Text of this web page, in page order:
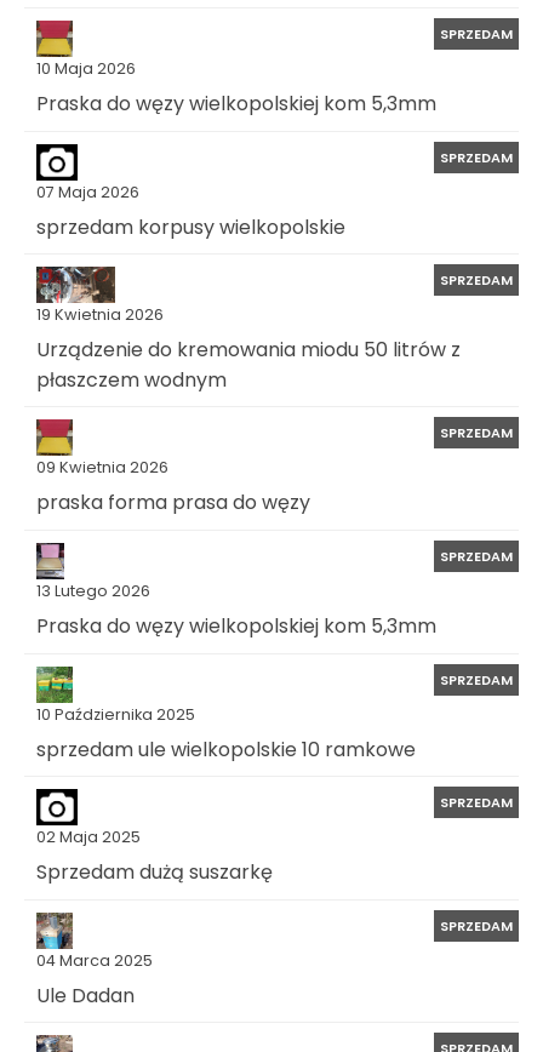
10 Maja 2026
SPRZEDAM
Praska do węzy wielkopolskiej kom 5,3mm
07 Maja 2026
SPRZEDAM
sprzedam korpusy wielkopolskie
19 Kwietnia 2026
SPRZEDAM
Urządzenie do kremowania miodu 50 litrów z
płaszczem wodnym
09 Kwietnia 2026
SPRZEDAM
praska forma prasa do węzy
13 Lutego 2026
SPRZEDAM
Praska do węzy wielkopolskiej kom 5,3mm
10 Października 2025
SPRZEDAM
sprzedam ule wielkopolskie 10 ramkowe
02 Maja 2025
SPRZEDAM
Sprzedam dużą suszarkę
04 Marca 2025
SPRZEDAM
Ule Dadan